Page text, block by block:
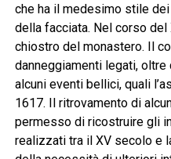
che ha il medesimo stile
della facciata. Nel corso
chiostro del monastero. Il
danneggiamenti legati, oltre
alcuni eventi bellici, quali
1617. Il ritrovamento di
permesso di ricostruire gli
realizzati tra il XV secolo e